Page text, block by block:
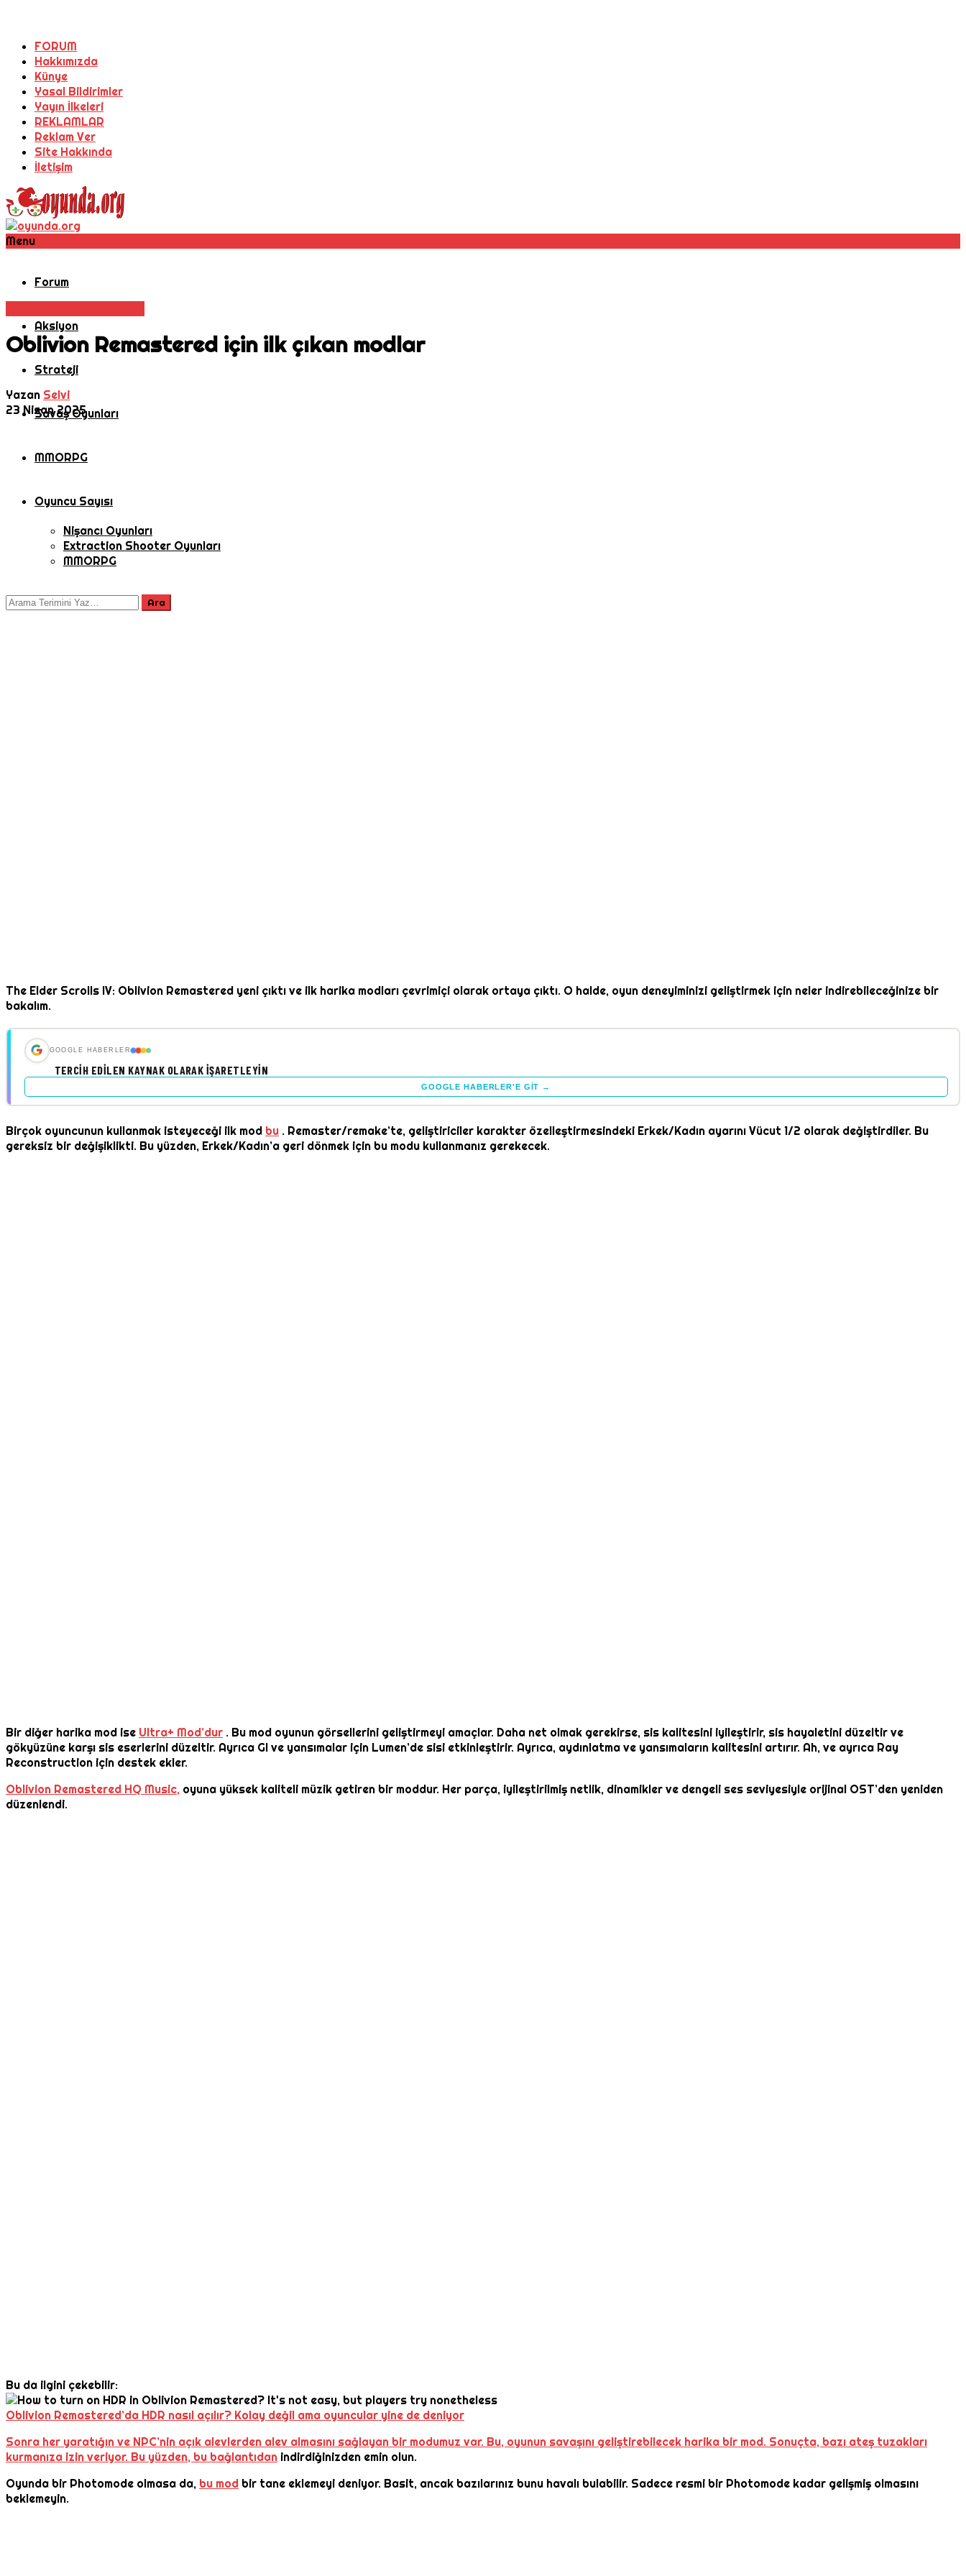
FORUM
Hakkımızda
Künye
Yasal Bildirimler
Yayın İlkeleri
REKLAMLAR
Reklam Ver
Site Hakkında
İletişim
Menu
Forum
Aksiyon
Strateji
Savaş Oyunları
MMORPG
Oyuncu Sayısı
Nişancı Oyunları
Extraction Shooter Oyunları
MMORPG
Oblivion Remastered için ilk çıkan modlar
Yazan Selvi
23 Nisan 2025
The Elder Scrolls IV: Oblivion Remastered yeni çıktı ve ilk harika modları çevrimiçi olarak ortaya çıktı. O halde, oyun deneyiminizi geliştirmek için neler indirebileceğinize bir
bakalım.
GOOGLE HABERLER
TERCIH EDILEN KAYNAK OLARAK İŞARETLEYIN
GOOGLE HABERLER'E GIT →
Birçok oyuncunun kullanmak isteyeceği ilk mod bu . Remaster/remake’te, geliştiriciler karakter özelleştirmesindeki Erkek/Kadın ayarını Vücut 1/2 olarak değiştirdiler. Bu
gereksiz bir değişiklikti. Bu yüzden, Erkek/Kadın’a geri dönmek için bu modu kullanmanız gerekecek.
Bir diğer harika mod ise Ultra+ Mod’dur . Bu mod oyunun görsellerini geliştirmeyi amaçlar. Daha net olmak gerekirse, sis kalitesini iyileştirir, sis hayaletini düzeltir ve
gökyüzüne karşı sis eserlerini düzeltir. Ayrıca GI ve yansımalar için Lumen’de sisi etkinleştirir. Ayrıca, aydınlatma ve yansımaların kalitesini artırır. Ah, ve ayrıca Ray
Reconstruction için destek ekler.
Oblivion Remastered HQ Music, oyuna yüksek kaliteli müzik getiren bir moddur. Her parça, iyileştirilmiş netlik, dinamikler ve dengeli ses seviyesiyle orijinal OST’den yeniden
düzenlendi.
Bu da ilgini çekebilir:
Oblivion Remastered’da HDR nasıl açılır? Kolay değil ama oyuncular yine de deniyor
Sonra her yaratığın ve NPC’nin açık alevlerden alev almasını sağlayan bir modumuz var. Bu, oyunun savaşını geliştirebilecek harika bir mod. Sonuçta, bazı ateş tuzakları
kurmanıza izin veriyor. Bu yüzden, bu bağlantıdan indirdiğinizden emin olun.
Oyunda bir Photomode olmasa da, bu mod bir tane eklemeyi deniyor. Basit, ancak bazılarınız bunu havalı bulabilir. Sadece resmi bir Photomode kadar gelişmiş olmasını
beklemeyin.